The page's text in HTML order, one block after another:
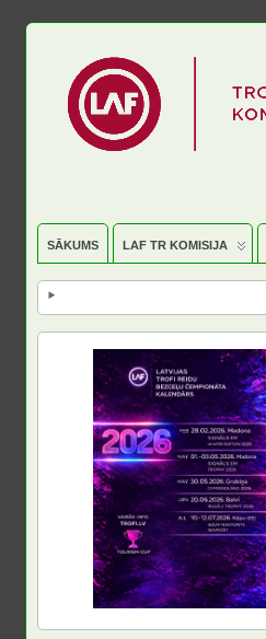
SĀKUMS LAF TR KOMISIJA